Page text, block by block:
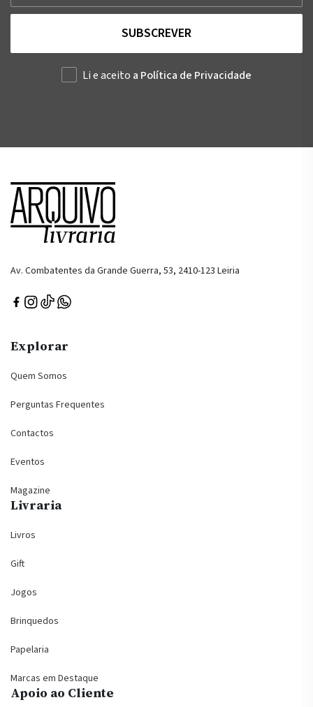
SUBSCREVER
Li e aceito a Política de Privacidade
Av. Combatentes da Grande Guerra, 53, 2410-123 Leiria
Explorar
Quem Somos
Perguntas Frequentes
Contactos
Eventos
Magazine
Livraria
Livros
Gift
Jogos
Brinquedos
Papelaria
Marcas em Destaque
Apoio ao Cliente